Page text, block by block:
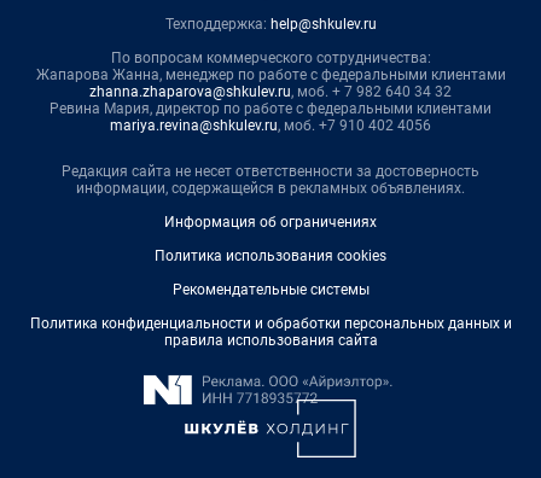
Техподдержка: help@shkulev.ru
По вопросам коммерческого сотрудничества:
Жапарова Жанна, менеджер по работе с федеральными клиентами
zhanna.zhaparova@shkulev.ru, моб. + 7 982 640 34 32
Ревина Мария, директор по работе с федеральными клиентами
mariya.revina@shkulev.ru, моб. +7 910 402 4056
Редакция сайта не несет ответственности за достоверность
информации, содержащейся в рекламных объявлениях.
Информация об ограничениях
Политика использования cookies
Рекомендательные системы
Политика конфиденциальности и обработки персональных данных и
правила использования сайта